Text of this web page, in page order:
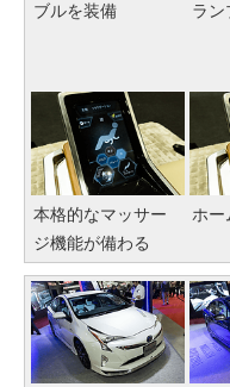
ブルを装備
ラン
本格的なマッサー
ジ機能が備わる
ホー